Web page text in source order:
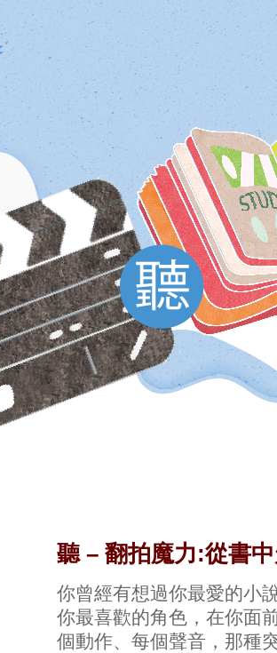
聽 – 翻拍魔力:從書
你曾經有想過你最愛的小
你最喜歡的角色，在你面
個動作、每個聲音，那種